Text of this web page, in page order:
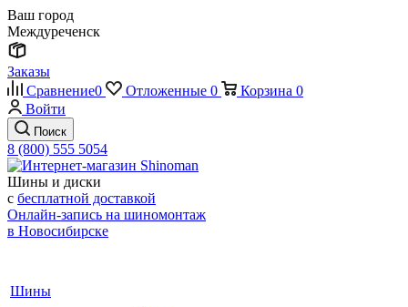
Ваш город
Междуреченск
Заказы
Сравнение0 Отложенные 0 Корзина 0
Войти
Поиск
8 (800) 555 5054
Шины и диски
с бесплатной доставкой
Онлайн-запись на шиномонтаж
в Новосибирске
Шины